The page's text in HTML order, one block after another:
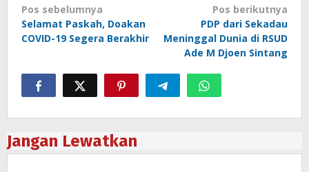
Navigasi
pos
Pos sebelumnya
Selamat Paskah, Doakan
COVID-19 Segera Berakhir
Pos berikutnya
PDP dari Sekadau
Meninggal Dunia di RSUD
Ade M Djoen Sintang
Jangan Lewatkan